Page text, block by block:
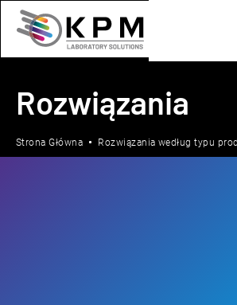
Rozwiązania
Strona Główna Rozwiązania według typu